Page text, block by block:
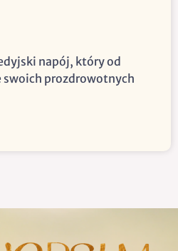
napój, który od
swoich prozdrowotnych